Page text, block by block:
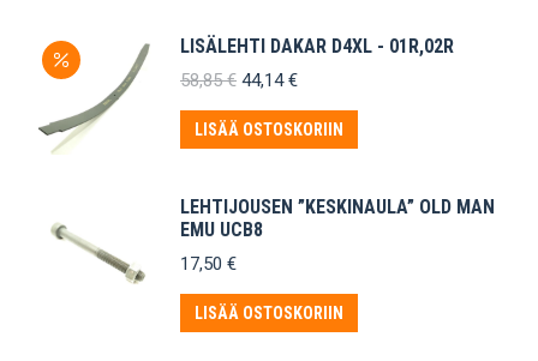
LISÄLEHTI DAKAR D4XL - 01R,02R
58,85€ Alkuperäinen
oli:
58,85 €.
44,14€Nykyinen
on:
44,14 €.
LISÄÄ OSTOSKORIIN
LEHTIJOUSEN ”KESKINAULA” OLD MAN
EMU UCB8
17,50 €
LISÄÄ OSTOSKORIIN